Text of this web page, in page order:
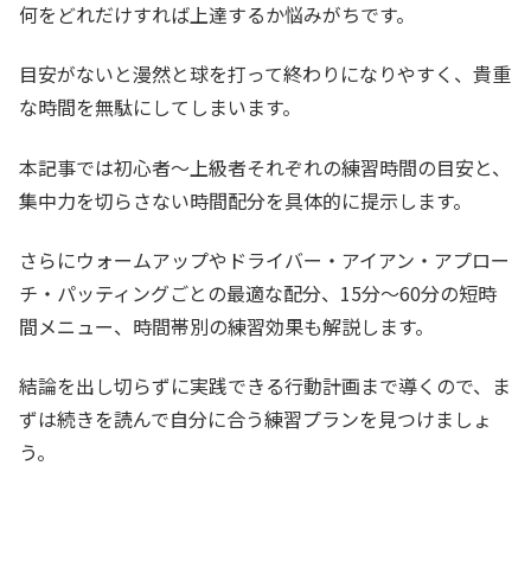
何をどれだけすれば上達するか悩みがちです。
目安がないと漫然と球を打って終わりになりやすく、貴重
な時間を無駄にしてしまいます。
本記事では初心者〜上級者それぞれの練習時間の目安と、
集中力を切らさない時間配分を具体的に提示します。
さらにウォームアップやドライバー・アイアン・アプロー
チ・パッティングごとの最適な配分、15分〜60分の短時
間メニュー、時間帯別の練習効果も解説します。
結論を出し切らずに実践できる行動計画まで導くので、ま
ずは続きを読んで自分に合う練習プランを見つけましょ
う。